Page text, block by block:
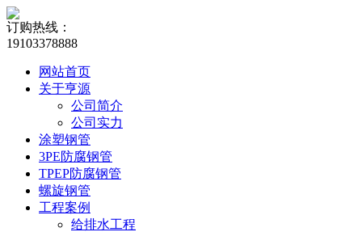
订购热线：
19103378888
网站首页
关于亨源
公司简介
公司实力
涂塑钢管
3PE防腐钢管
TPEP防腐钢管
螺旋钢管
工程案例
给排水工程